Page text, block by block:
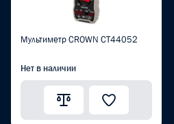
Мультиметр CROWN CT44052
Нет в наличии